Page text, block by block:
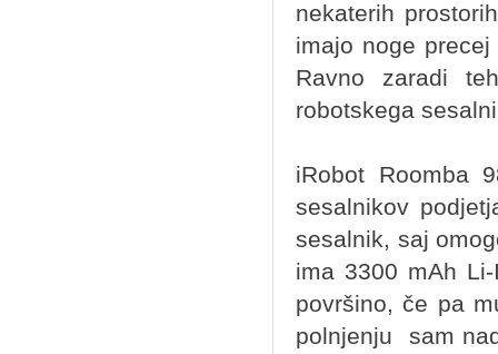
nekaterih
imajo noge
Ravno zaradi
robotskega
iRobot Roomba
sesalnikov
sesalnik, saj
ima 3300 mAh
površino, če pa
polnjenju sam